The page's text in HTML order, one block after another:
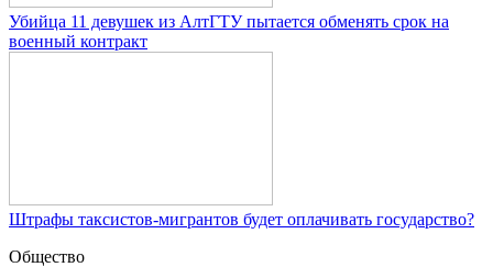
Убийца 11 девушек из АлтГТУ пытается обменять срок на
военный контракт
Штрафы таксистов-мигрантов будет оплачивать государство?
Общество